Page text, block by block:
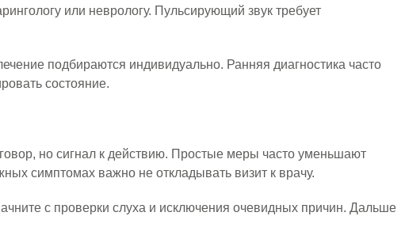
или неврологу. Пульсирующий звук требует
подбираются индивидуально. Ранняя диагностика часто
состояние.
но сигнал к действию. Простые меры часто уменьшают
симптомах важно не откладывать визит к врачу.
с проверки слуха и исключения очевидных причин. Дальше